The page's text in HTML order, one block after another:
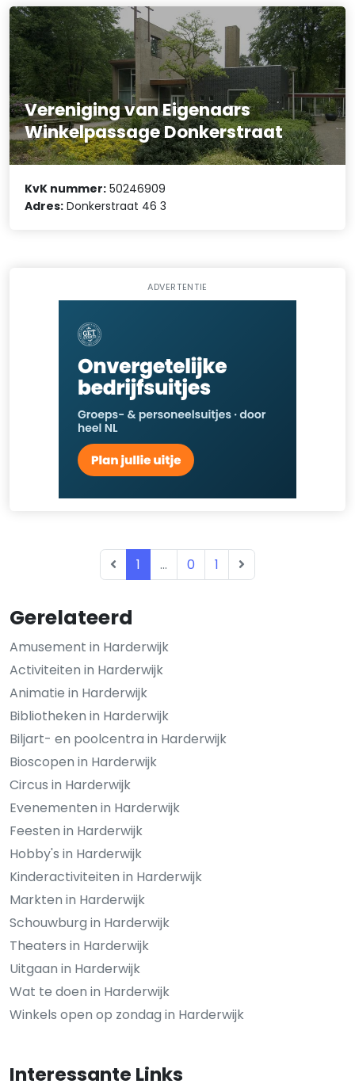
Gerelateerd
Amusement in Harderwijk
Activiteiten in Harderwijk
Animatie in Harderwijk
Bibliotheken in Harderwijk
Biljart- en poolcentra in Harderwijk
Bioscopen in Harderwijk
Circus in Harderwijk
Evenementen in Harderwijk
Feesten in Harderwijk
Hobby's in Harderwijk
Kinderactiviteiten in Harderwijk
Markten in Harderwijk
Schouwburg in Harderwijk
Theaters in Harderwijk
Uitgaan in Harderwijk
Wat te doen in Harderwijk
Winkels open op zondag in Harderwijk
Interessante Links
Vereniging van Eigenaars
Winkelpassage Donkerstraat
KvK nummer: 50246909
Adres: Donkerstraat 46 3
ADVERTENTIE
1 ... 0 1